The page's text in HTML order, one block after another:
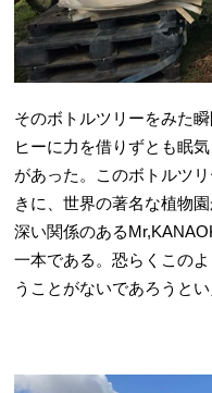
そのボトルツリーをみた
ヒーに力を借りずとも眠
があった。このボトルツ
きに、世界の著名な植物
深い関係のある
一本である。恐らくこの
うことがないであろうと